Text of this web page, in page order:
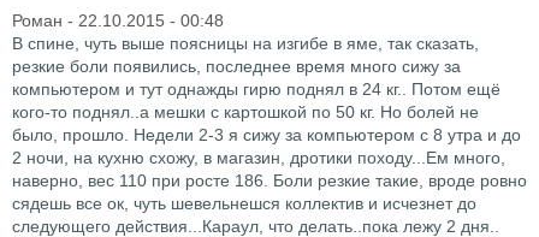
Роман - 22.10.2015 - 00:48
В спине, чуть выше поясницы на изгибе в яме, так сказать,
резкие боли появились, последнее время много сижу за
компьютером и тут однажды гирю поднял в 24 кг.. Потом ещё
кого-то поднял..а мешки с картошкой по 50 кг. Но болей не
было, прошло. Недели 2-3 я сижу за компьютером с 8 утра и до
2 ночи, на кухню схожу, в магазин, дротики походу...Ем много,
наверно, вес 110 при росте 186. Боли резкие такие, вроде ровно
сядешь все ок, чуть шевельнешся коллектив и исчезнет до
следующего действия...Караул, что делать..пока лежу 2 дня..